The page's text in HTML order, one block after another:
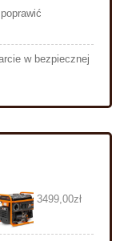
w bezpiecznej
3499,00zł